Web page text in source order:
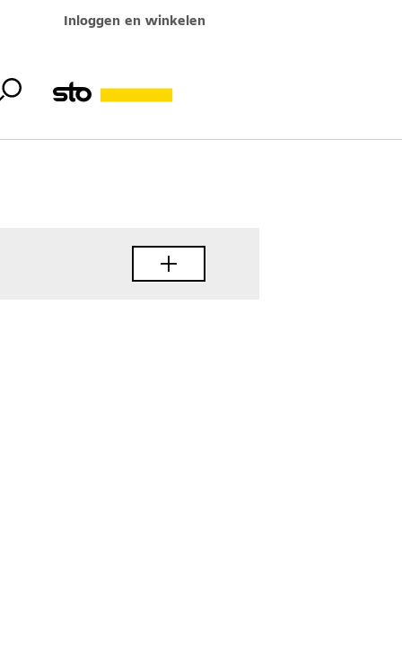
Inloggen en winkelen